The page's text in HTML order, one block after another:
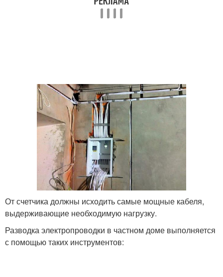
От счетчика должны исходить самые мощные кабеля,
выдерживающие необходимую нагрузку.
Разводка электропроводки в частном доме выполняется
с помощью таких инструментов: